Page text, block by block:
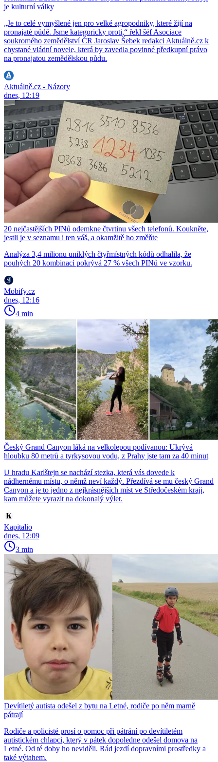
je kulturní války
„Je to celé vymyšlené jen pro velké agropodniky, které žijí na
pronajaté půdě. Jsme kategoricky proti,“ řekl šéf Asociace
soukromého zemědělství ČR Jaroslav Šebek redakci Aktuálně.cz k
chystané vládní novele, která by zavedla povinné předkupní právo
na pronajatou zemědělskou půdu.
Aktuálně.cz - Názory
dnes, 12:19
20 nejčastějších PINů odemkne čtvrtinu všech telefonů. Koukněte,
jestli je v seznamu i ten váš, a okamžitě ho změňte
Analýza 3,4 milionu uniklých čtyřmístných kódů odhalila, že
pouhých 20 kombinací pokrývá 27 % všech PINů ve vzorku.
Mobify.cz
dnes, 12:16
4 min
Český Grand Canyon láká na velkolepou podívanou: Ukrývá
hloubku 80 metrů a tyrkysovou vodu, z Prahy jste tam za 40 minut
U hradu Karlštejn se nachází stezka, která vás dovede k
nádhernému místu, o němž neví každý. Přezdívá se mu český Grand
Canyon a je to jedno z nejkrásnějších míst ve Středočeském kraji,
kam můžete vyrazit na dokonalý výlet.
Kapitalio
dnes, 12:09
3 min
Devítiletý autista odešel z bytu na Letné, rodiče po něm marně
pátrají
Rodiče a policisté prosí o pomoc při pátrání po devítiletém
autistickém chlapci, který v pátek dopoledne odešel domova na
Letné. Od té doby ho neviděli. Rád jezdí dopravními prostředky a
také výtahem.